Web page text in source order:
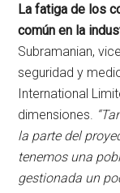
La fatiga de los
común en la
Subramanian,
seguridad y
International
dimensiones.
la parte del
tenemos una
gestionada un